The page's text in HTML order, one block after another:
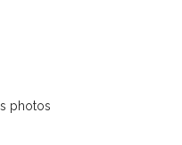
photos